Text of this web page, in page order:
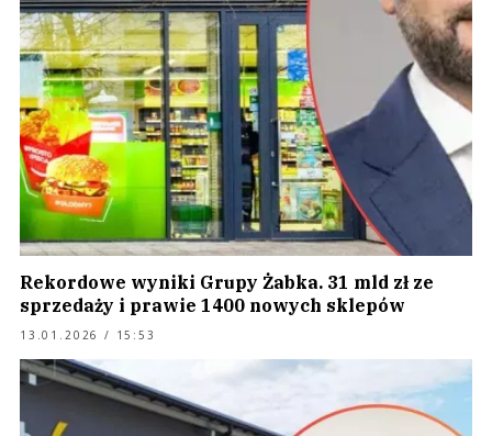
Rekordowe wyniki Grupy Żabka. 31 mld zł ze
sprzedaży i prawie 1400 nowych sklepów
13.01.2026 / 15:53